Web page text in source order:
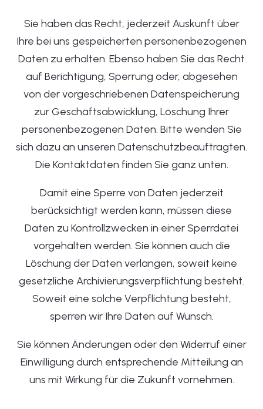
Sie haben das Recht, jederzeit Auskunft über
Ihre bei uns gespeicherten personenbezogenen
Daten zu erhalten. Ebenso haben Sie das Recht
auf Berichtigung, Sperrung oder, abgesehen
von der vorgeschriebenen Datenspeicherung
zur Geschäftsabwicklung, Löschung Ihrer
personenbezogenen Daten. Bitte wenden Sie
sich dazu an unseren Datenschutzbeauftragten.
Die Kontaktdaten finden Sie ganz unten.
Damit eine Sperre von Daten jederzeit
berücksichtigt werden kann, müssen diese
Daten zu Kontrollzwecken in einer Sperrdatei
vorgehalten werden. Sie können auch die
Löschung der Daten verlangen, soweit keine
gesetzliche Archivierungsverpflichtung besteht.
Soweit eine solche Verpflichtung besteht,
sperren wir Ihre Daten auf Wunsch.
Sie können Änderungen oder den Widerruf einer
Einwilligung durch entsprechende Mitteilung an
uns mit Wirkung für die Zukunft vornehmen.